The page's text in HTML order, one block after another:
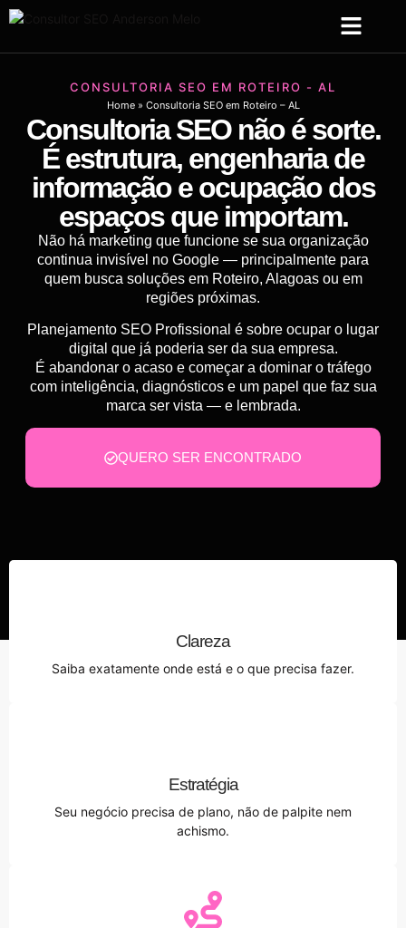
CONSULTORIA SEO EM ROTEIRO - AL
Home» Consultoria SEO em Roteiro – AL
Consultoria SEO não é sorte.
É estrutura, engenharia de
informação e ocupação dos
espaços que importam.
Não há marketing que funcione se sua organização
continua invisível no Google — principalmente para
quem busca soluções em Roteiro, Alagoas ou em
regiões próximas.
Planejamento SEO Profissional é sobre ocupar o lugar
digital que já poderia ser da sua empresa.
É abandonar o acaso e começar a dominar o tráfego
com inteligência, diagnósticos e um papel que faz sua
marca ser vista — e lembrada.
QUERO SER ENCONTRADO
Clareza
Saiba exatamente onde está e o que precisa fazer.
Estratégia
Seu negócio precisa de plano, não de palpite nem
achismo.